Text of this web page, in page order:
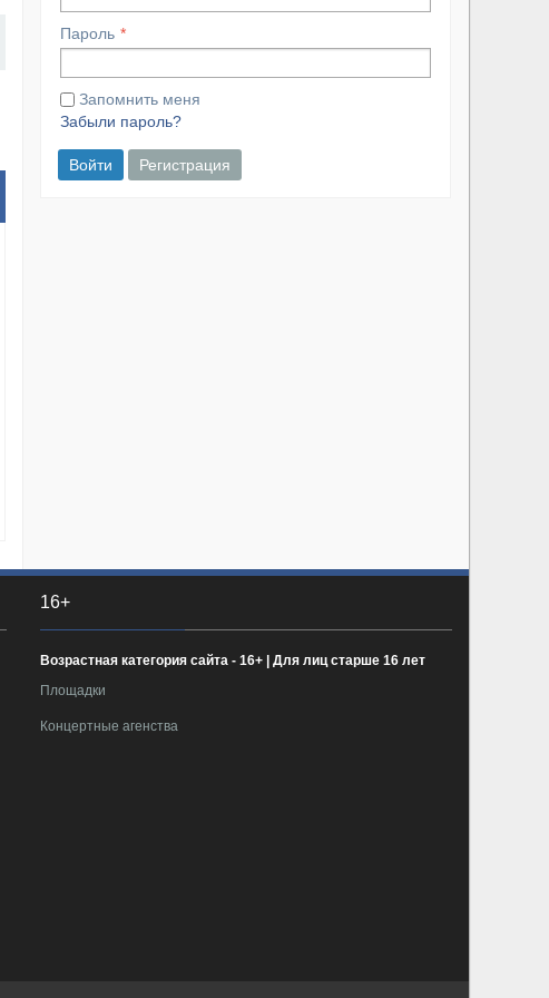
Пароль
Запомнить меня
Забыли пароль?
Войти Регистрация
16+
Возрастная категория сайта - 16+ | Для лиц старше 16 лет
Площадки
Концертные агенства